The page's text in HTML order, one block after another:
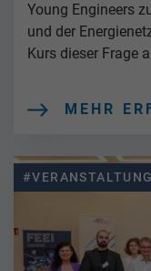
Young Engineers
und der
Kurs dieser Frage
MEHR